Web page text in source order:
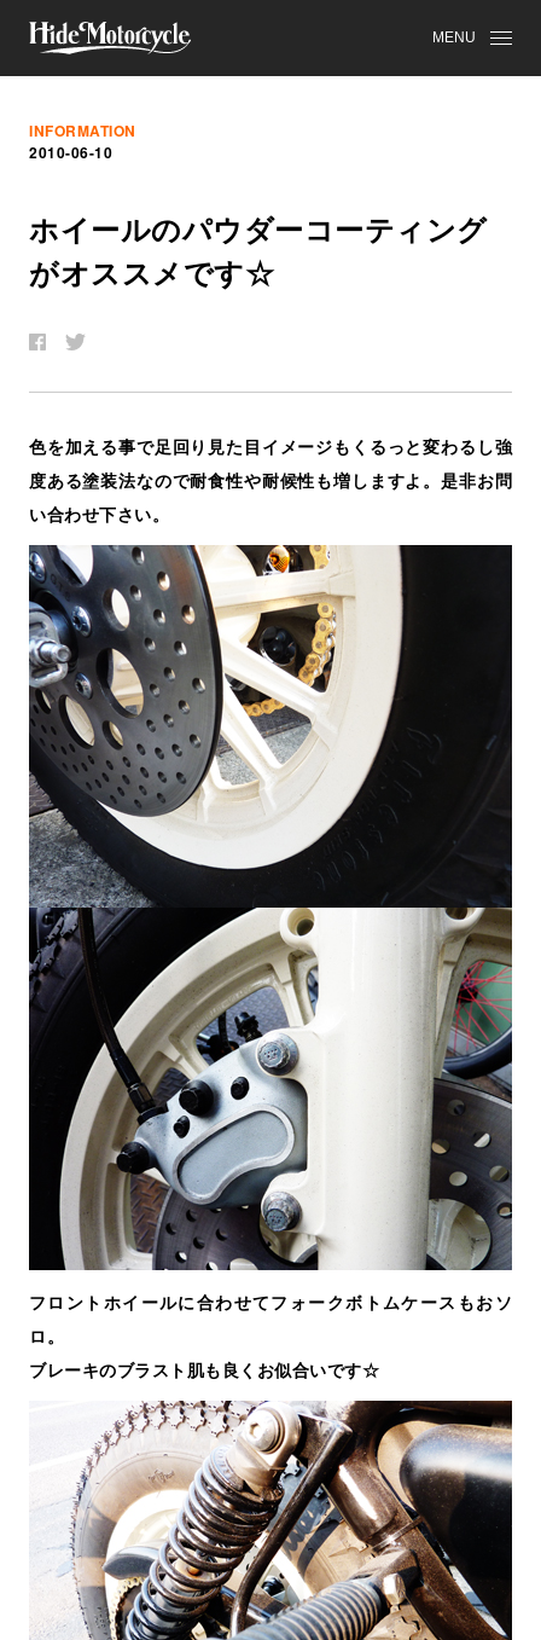
MENU
INFORMATION
2010-06-10
ホイールのパウダーコーティ ング
がオススメです☆
色を加える事で足回り見た目イメージもくるっと変わるし強
度ある塗装法なので耐食性や耐候性も増しますよ。是非お問
い合わせ下さい。
フロントホイールに合わせてフォークボトムケースもおソ
ロ。
ブレーキのブラスト肌も良くお似合いです☆